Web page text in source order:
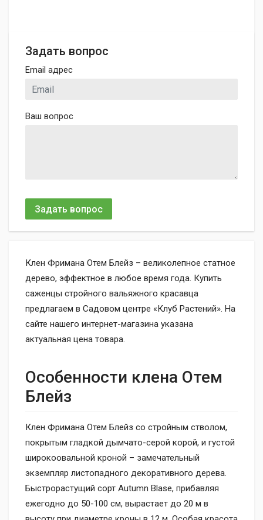
Задать вопрос
Email адрес
Ваш вопрос
Задать вопрос
Клен Фримана Отем Блейз – великолепное статное
дерево, эффектное в любое время года. Купить
саженцы стройного вальяжного красавца
предлагаем в Садовом центре «Клуб Растений». На
сайте нашего интернет-магазина указана
актуальная цена товара.
Особенности клена Отем
Блейз
Клен Фримана Отем Блейз со стройным стволом,
покрытым гладкой дымчато-серой корой, и густой
широкоовальной кроной – замечательный
экземпляр листопадного декоративного дерева.
Быстрорастущий сорт Autumn Blase, прибавляя
ежегодно до 50-100 см, вырастает до 20 м в